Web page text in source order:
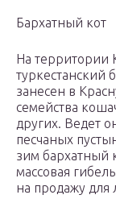
Бархатный кот
На территории
туркестанский
занесен в
семейства
других. Ведет
песчаных
зим бархатный
массовая
на продажу